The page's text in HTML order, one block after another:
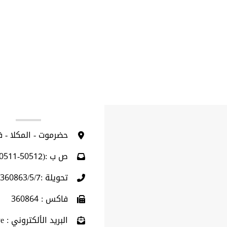
حضرموت - المكلا -
ص ب :(50512-50511)
تحويلة :360863/5/7 (009675)
فاكس : 360864
البريد الألكتروني : info@hu.edu.ye